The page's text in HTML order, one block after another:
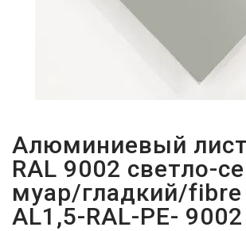
Алюминиевый
RAL 9002 светло-
муар/гладкий/fibre
AL1,5-RAL-PE- 9002